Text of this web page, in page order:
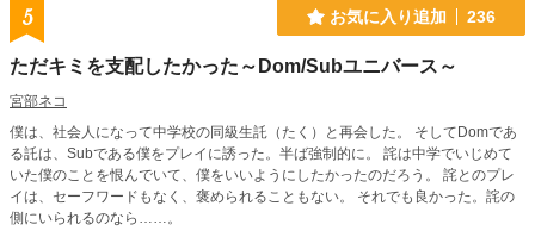
5 お気に入り追加 236
ただキミを支配したかった～Dom/Subユニバース～
宮部ネコ
僕は、社会人になって中学校の同級生託（たく）と再会した。 そしてDomであ
る託は、Subである僕をプレイに誘った。半ば強制的に。 詫は中学でいじめて
いた僕のことを恨んでいて、僕をいいようにしたかったのだろう。 詫とのプレ
イは、セーフワードもなく、褒められることもない。 それでも良かった。詫の
側にいられるのなら……。